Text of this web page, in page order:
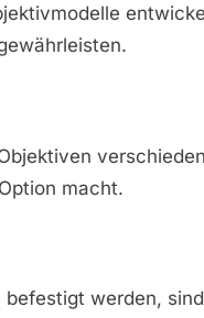
macht.
werden,